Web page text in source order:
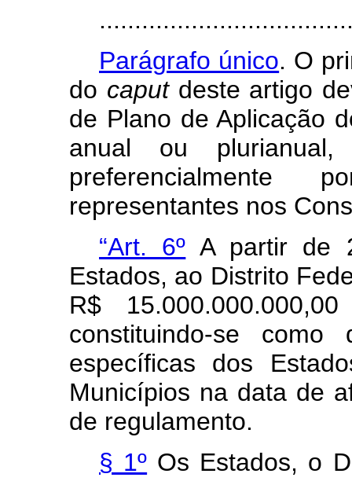
Parágrafo único. O
do caputdeste artigo
de Plano de Aplicação
anual ou
representantes nos
“Art. 6º A partir de
Estados, ao Distrito
R$
constituindo-se
específicas dos
Municípios na data de
de regulamento.
§ 1º Os Estados, o